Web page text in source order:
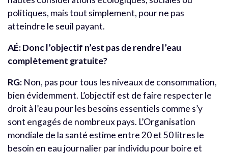
politiques, mais tout simplement, pour ne pas
atteindre le seuil payant.
AÉ: Donc l’objectif n’est pas de rendre l’eau
complètement gratuite?
RG: Non, pas pour tous les niveaux de consommation,
bien évidemment. L’objectif est de faire respecter le
droit à l’eau pour les besoins essentiels comme s’y
sont engagés de nombreux pays. L’Organisation
mondiale de la santé estime entre 20 et 50 litres le
besoin en eau journalier par individu pour boire et